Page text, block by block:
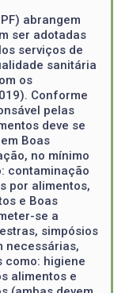
abrangem
ser adotadas
serviços de
sanitária
os
Conforme
pelas
deve se
Boas
no mínimo
contaminação
por alimentos,
e Boas
se a
simpósios
necessárias,
como: higiene
alimentos e